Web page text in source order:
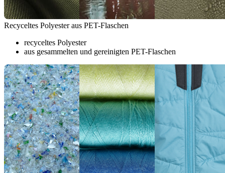
Recyceltes Polyester aus PET-Flaschen
recyceltes Polyester
aus gesammelten und gereinigten PET-Flaschen